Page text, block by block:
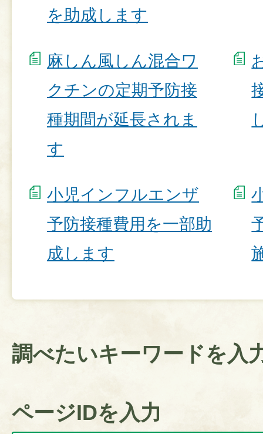
を助成します
麻しん風しん混合ワ
クチンの定期予防接
種期間が延長されま
す
小児インフルエンザ
予防接種費用を一部助
成します
調べたいキーワードを入
ページIDを入力